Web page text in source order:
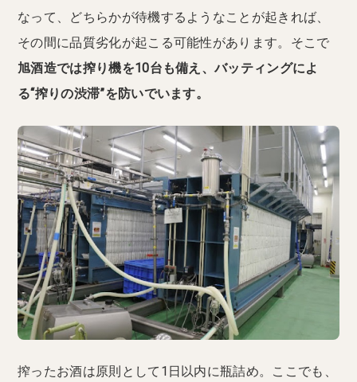
なって、どちらかが待機するようなことが起きれば、
その間に品質劣化が起こる可能性があります。そこで
旭酒造では搾り機を10台も備え、バッティングによ
る“搾りの渋滞”を防いでいます。
搾ったお酒は原則として1日以内に瓶詰め。ここでも、